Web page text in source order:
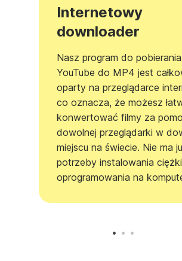
Internetowy
downloader
Nasz program do
YouTube do MP4 jest
oparty na przeglądarce
co oznacza, że możesz
konwertować filmy za
dowolnej przeglądarki w
miejscu na świecie. Nie ma
potrzeby instalowania
oprogramowania na